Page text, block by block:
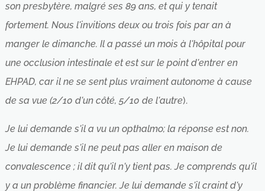
son presbytère, malgré ses 89 ans, et qui y tenait
fortement. Nous l'invitions deux ou trois fois par an à
manger le dimanche. Il a passé un mois à l'hôpital pour
une occlusion intestinale et est sur le point d'entrer en
EHPAD, car il ne se sent plus vraiment autonome à cause
de sa vue (2/10 d'un côté, 5/10 de l'autre).
Je lui demande s'il a vu un opthalmo; la réponse est non.
Je lui demande s'il ne peut pas aller en maison de
convalescence ; il dit qu'il n'y tient pas. Je comprends qu'il
y a un problème financier. Je lui demande s'il craint d'y